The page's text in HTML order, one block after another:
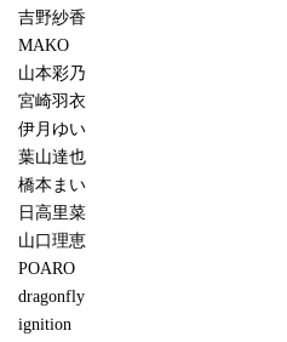
吉野紗香
MAKO
山本彩乃
宮崎羽衣
伊月ゆい
葉山達也
橋本まい
日高里菜
山口理恵
POARO
dragonfly
ignition